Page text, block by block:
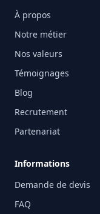
À propos
Notre métier
Nos valeurs
Témoignages
Blog
Recrutement
Partenariat
Informations
Demande de devis
FAQ